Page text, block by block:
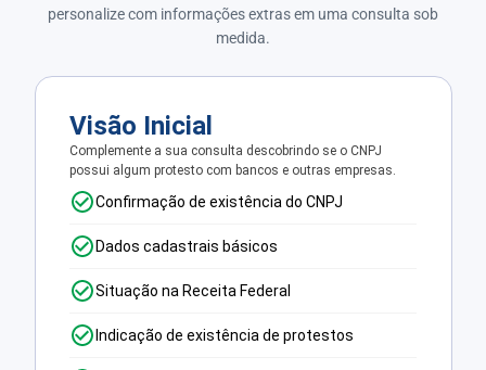
personalize com informações extras em uma consulta sob
medida.
Visão Inicial
Complemente a sua consulta descobrindo se o CNPJ
possui algum protesto com bancos e outras empresas.
Confirmação de existência do CNPJ
Dados cadastrais básicos
Situação na Receita Federal
Indicação de existência de protestos